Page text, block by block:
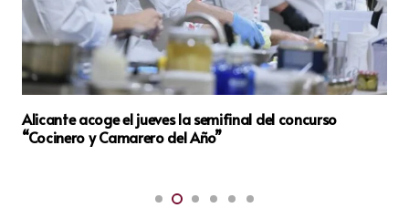
La Canyada celebra 225 años de su parroquia con una
conferencia histórica